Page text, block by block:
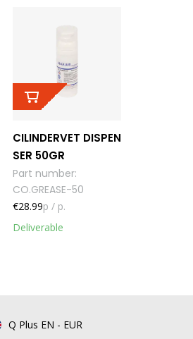
CILINDERVET DISPEN
SER 50GR
Part number:
CO.GREASE-50
Deliverable
€28.99p / p.
Q Plus EN - EUR